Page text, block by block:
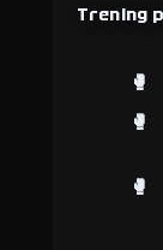
Trening